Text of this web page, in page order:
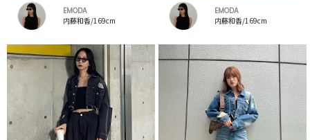
EMODA
内藤和香/169cm
EMODA
内藤和香/169cm